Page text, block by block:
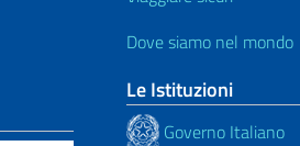
Dove siamo nel mondo
Le Istituzioni
Governo Italiano